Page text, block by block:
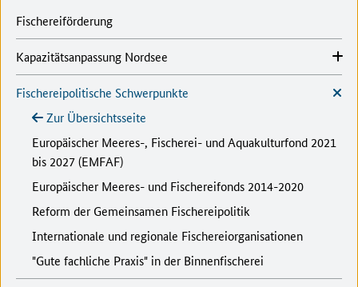
Fischereiförderung
Kapazitätsanpassung Nordsee
Fischereipolitische Schwerpunkte
Zur Übersichtsseite
Europäischer Meeres-, Fischerei- und Aquakulturfond 2021
bis 2027 (EMFAF)
Europäischer Meeres- und Fischereifonds 2014-2020
Reform der Gemeinsamen Fischereipolitik
Internationale und regionale Fischereiorganisationen
"Gute fachliche Praxis" in der Binnenfischerei